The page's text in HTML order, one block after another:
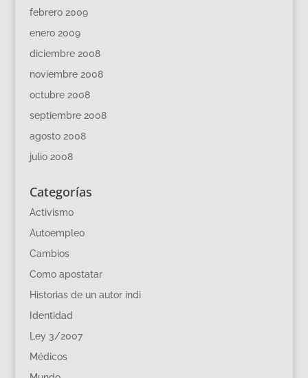
febrero 2009
enero 2009
diciembre 2008
noviembre 2008
octubre 2008
septiembre 2008
agosto 2008
julio 2008
Categorías
Activismo
Autoempleo
Cambios
Como apostatar
Historias de un autor indi
Identidad
Ley 3/2007
Médicos